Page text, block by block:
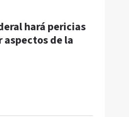
hará pericias
de la